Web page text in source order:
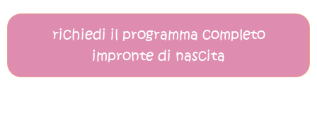
richiedi il programma completo
impronte di nascita